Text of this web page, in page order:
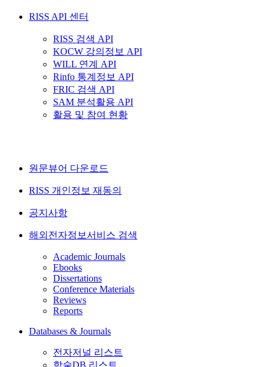
RISS API 센터
RISS 검색 API
KOCW 강의정보 API
WILL 연계 API
Rinfo 통계정보 API
FRIC 검색 API
SAM 분석활용 API
활용 및 참여 현황
원문뷰어 다운로드
RISS 개인정보 재동의
공지사항
해외전자정보서비스 검색
Academic Journals
Ebooks
Dissertations
Conference Materials
Reviews
Reports
Databases & Journals
전자저널 리스트
학술DB 리스트